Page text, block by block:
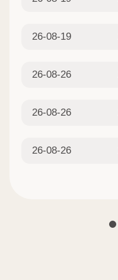
26-08-19
26-08-26
26-08-26
26-08-26